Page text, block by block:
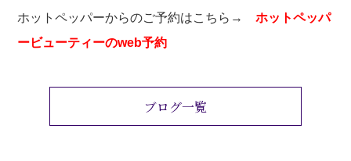
ホットペッパーからのご予約はこちら→ホットペッパ
ービューティーのweb予約
ブログ一覧